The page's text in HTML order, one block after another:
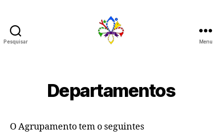
Pesquisar Menu
Departamentos
O Agrupamento tem o seguintes